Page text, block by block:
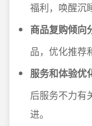
福利，唤醒沉
商品复购倾向
品，优化推荐
服务和体验优
后服务不力有
进。